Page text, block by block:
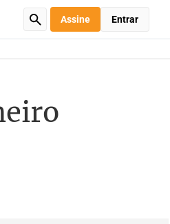
Assine Entrar